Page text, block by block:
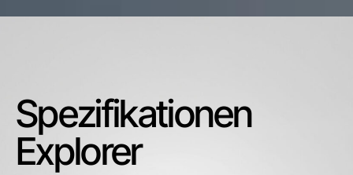
Spezifikationen
Explorer